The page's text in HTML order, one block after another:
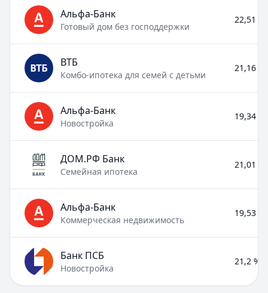
Альфа-Банк
Готовый дом без господдержки
22,51 %
ВТБ
Комбо-ипотека для семей с детьми
21,16 %
Альфа-Банк
Новостройка
19,34
ДОМ.РФ Банк
Семейная ипотека
21,01 %
Альфа-Банк
Коммерческая недвижимость
19,53
Банк ПСБ
Новостройка
21,2 %